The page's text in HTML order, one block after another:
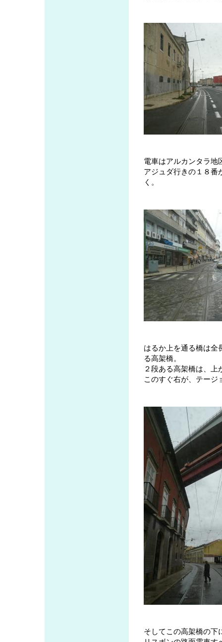
電車はアルカンタラ地
アジュダ行きの１８番
く。
はるか上を通る橋は全
る高架橋。
２段ある高架橋は、
このすぐ右が、テージ
そしてこの高架橋の下